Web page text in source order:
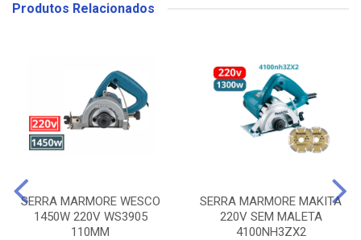
Produtos Relacionados
SERRA MARMORE WESCO
1450W 220V WS3905
110MM
SERRA MARMORE MAKITA
220V SEM MALETA
4100NH3ZX2